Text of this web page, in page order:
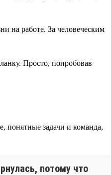
на работе. За человеческим
Просто, попробовав
понятные задачи и команда,
потому что